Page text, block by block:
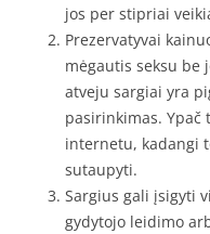
jos per stipriai
Prezervatyvai
mėgautis seksu be
atveju sargiai yra
pasirinkimas. Ypač
internetu, kadangi
sutaupyti.
Sargius gali įsigyti
gydytojo leidimo